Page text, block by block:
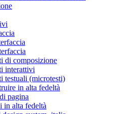
di composizione
interattivi
testuali (microtesti)
in alta fedeltà
pagina
in alta fedeltà